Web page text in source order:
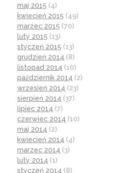
maj 2015 (4)
kwiecień 2015 (49)
marzec 2015 (70)
luty 2015 (13)
styczeń 2015 (13)
grudzień 2014 (8)
listopad 2014 (10)
październik 2014 (2)
wrzesień 2014 (23)
sierpień 2014 (37)
lipiec 2014 (7)
czerwiec 2014 (10)
maj 2014 (2)
kwiecień 2014 (4)
marzec 2014 (3)
luty 2014 (1)
styczeń 2014 (8)